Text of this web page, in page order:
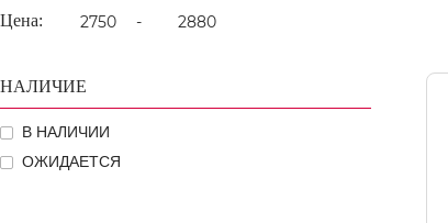
Цена: -
НАЛИЧИЕ
В НАЛИЧИИ
ОЖИДАЕТСЯ